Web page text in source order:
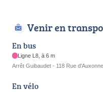
Venir en
En bus
Ligne L8, à 6 m
Arrêt Guibaudet - 118 Rue d'Auxonne
En vélo